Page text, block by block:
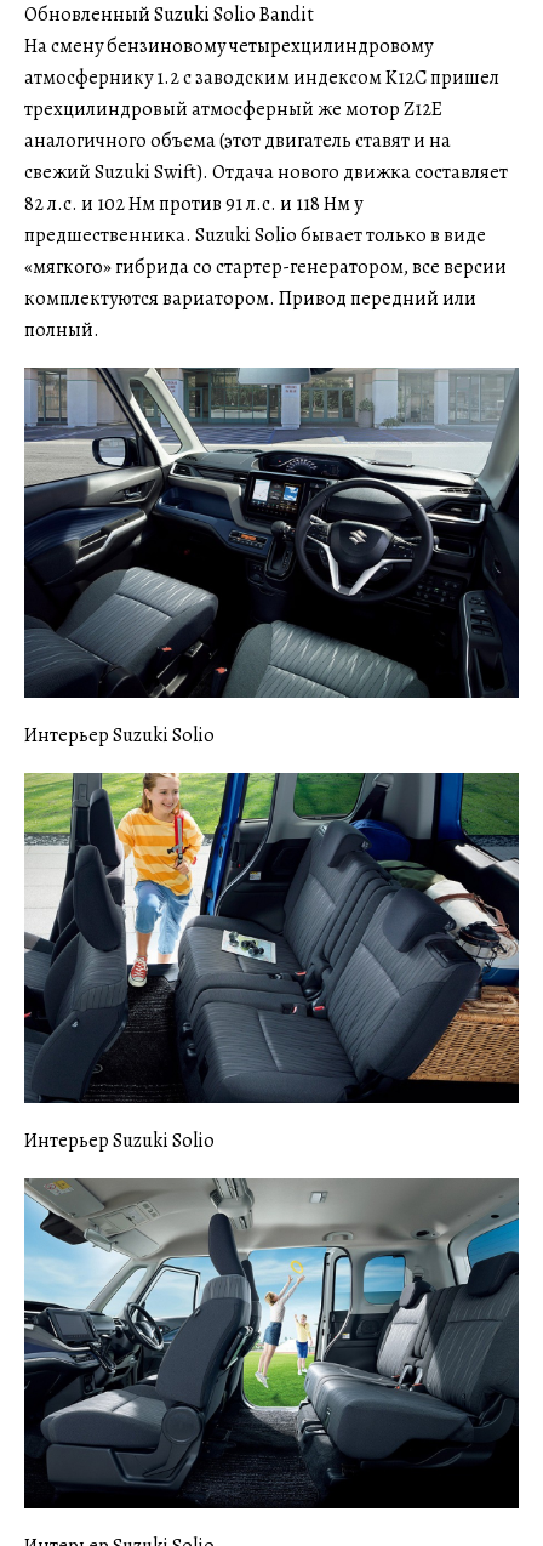
Обновленный Suzuki Solio Bandit
На смену бензиновому четырехцилиндровому
атмосфернику 1.2 с заводским индексом K12C пришел
трехцилиндровый атмосферный же мотор Z12E
аналогичного объема (этот двигатель ставят и на
свежий Suzuki Swift). Отдача нового движка составляет
82 л.с. и 102 Нм против 91 л.с. и 118 Нм у
предшественника. Suzuki Solio бывает только в виде
«мягкого» гибрида со стартер-генератором, все версии
комплектуются вариатором. Привод передний или
полный.
Интерьер Suzuki Solio
Интерьер Suzuki Solio